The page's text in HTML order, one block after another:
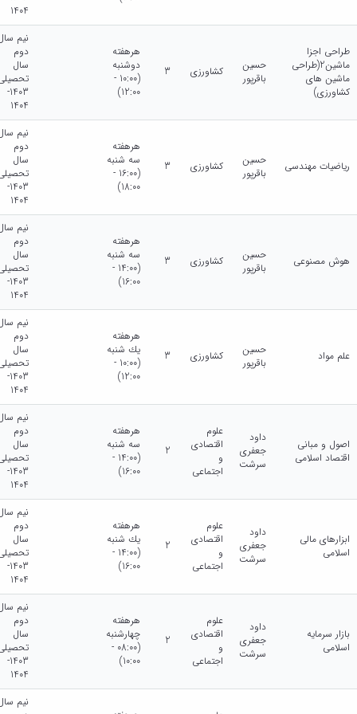
1404
طراحی اجزا
ماشین2(طراحی
ماشین های
کشاورزی)
حسین
باقرپور
کشاورزی 3
هرهفته
دوشنبه
(10:00 -
12:00)
نیم
دوم
سال
1403-
1404
ریاضیات مهندسی
حسین
باقرپور
کشاورزی 3
هرهفته
سه شنبه
(16:00 -
18:00)
نیم
دوم
سال
1403-
1404
هوش مصنوعی
حسین
باقرپور
کشاورزی 3
هرهفته
سه شنبه
(14:00 -
16:00)
نیم
دوم
سال
1403-
1404
علم مواد
حسین
باقرپور
کشاورزی 3
هرهفته
يك شنبه
(10:00 -
12:00)
نیم
دوم
سال
1403-
1404
اصول و مبانی
اقتصاد اسلامی
داود
جعفری
سرشت
علوم
اقتصادی
و
اجتماعی
2
هرهفته
سه شنبه
(14:00 -
16:00)
نیم
دوم
سال
1403-
1404
ابزارهای مالی
اسلامی
داود
جعفری
سرشت
علوم
اقتصادی
و
اجتماعی
2
هرهفته
يك شنبه
(14:00 -
16:00)
نیم
دوم
سال
1403-
1404
بازار سرمایه
اسلامی
داود
جعفری
سرشت
علوم
اقتصادی
و
اجتماعی
2
هرهفته
چهارشنبه
(08:00 -
10:00)
نیم
دوم
سال
1403-
1404
نیم